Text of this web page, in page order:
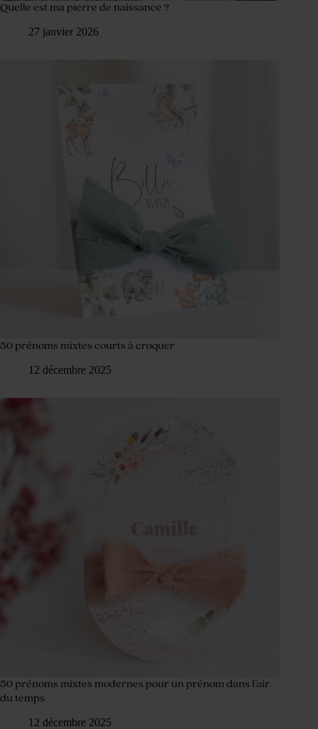
Quelle est ma pierre de naissance ?
27 janvier 2026
50 prénoms mixtes courts à croquer
12 décembre 2025
50 prénoms mixtes modernes pour un prénom dans l’air
du temps
12 décembre 2025